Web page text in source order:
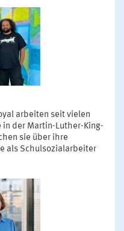
arbeiten seit vielen
der Martin-Luther-King-
sie über ihre
als Schulsozialarbeiter